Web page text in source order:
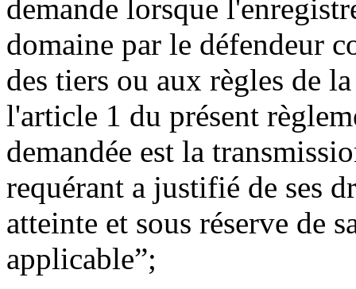
demande lorsque
domaine par le défendeur
des tiers ou aux règles de
l'article 1 du présent
demandée est la
requérant a justifié de ses
atteinte et sous réserve de
applicable”;